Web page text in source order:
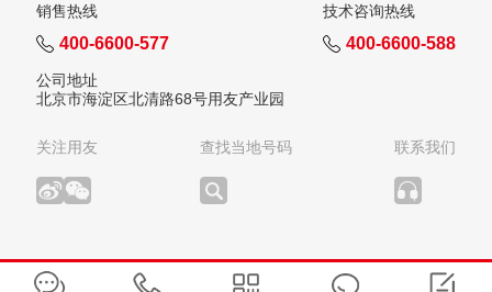
销售热线
400-6600-577
技术咨询热线
400-6600-588
公司地址
北京市海淀区北清路68号用友产业园
关注用友 查找当地号码 联系我们
版权所有：用友网络科技股份有限公司